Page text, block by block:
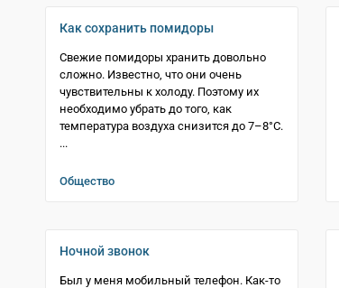
Как сохранить помидоры
Свежие помидоры хранить довольно
сложно. Известно, что они очень
чувствительны к холоду. Поэтому их
необходимо убрать до того, как
температура воздуха снизится до 7–8°С.
...
Общество
Ночной звонок
Был у меня мобильный телефон. Как-то